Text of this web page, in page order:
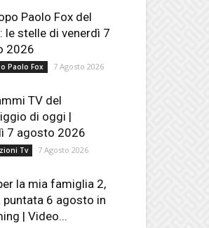
Paolo Fox del
le stelle di venerdì 7
2026
Paolo Fox 7 Agosto 2026
TV del
di oggi |
7 agosto 2026
Tv 7 Agosto 2026
la mia famiglia 2,
puntata 6 agosto in
| Video...